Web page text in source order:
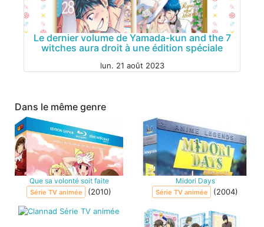
MANGA
Le dernier volume de Yamada-kun and the 7
witches aura droit à une édition spéciale
lun. 21 août 2023
Dans le même genre
Que sa volonté soit faite
Série TV animée (2010)
Midori Days
Série TV animée (2004)